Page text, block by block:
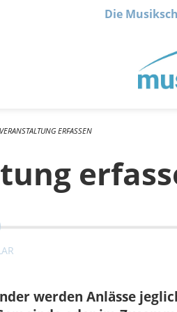
Die
VERANSTALTUNG ERFASSEN
werden Anlässe